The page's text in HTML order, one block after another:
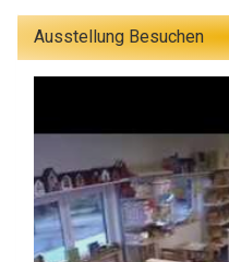
Ausstellung Besuchen